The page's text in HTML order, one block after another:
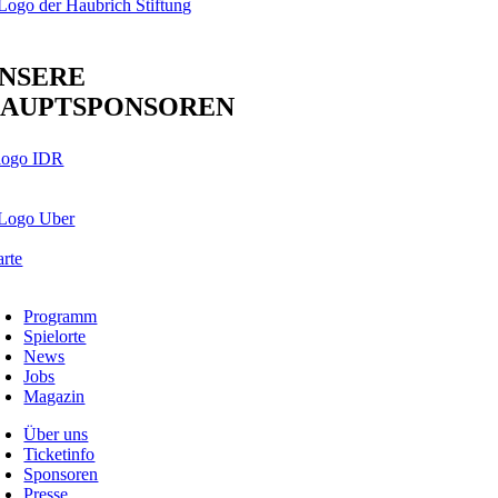
Programm
Spielorte
News
Jobs
Magazin
Über uns
Ticketinfo
Sponsoren
Presse